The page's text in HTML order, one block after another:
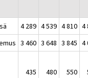
4 289 4 539 4 810 4
3 460 3 648 3 845 4
435 480 550